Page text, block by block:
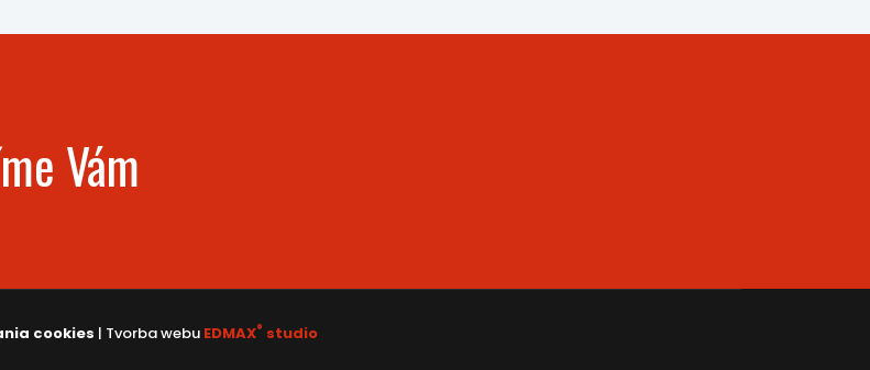
Vám
cookies | Tvorba webu EDMAX® studio